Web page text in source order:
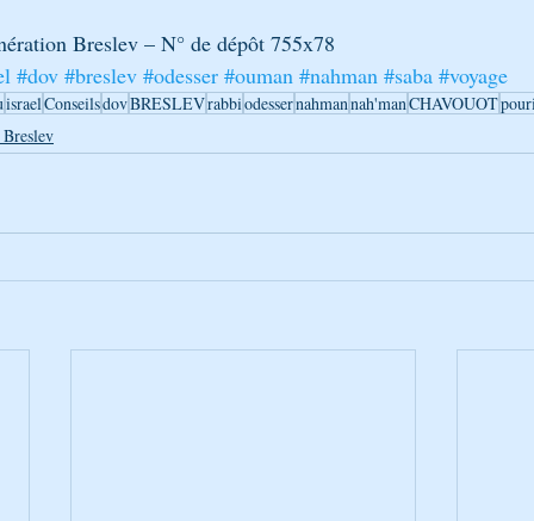
Breslev – N° de dépôt 755x78
#dov #breslev #odesser #ouman #nahman #saba #voyage
israelConseilsdovBRESLEVrabbiodessernahmannah'manCHAVOUOT